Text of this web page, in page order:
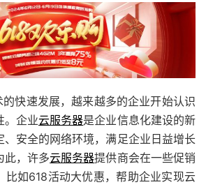
快速发展，越来越多的企业开始认识
。企业云服务器是企业信息化建设的新
安全的网络环境，满足企业日益增长
此，许多云服务器提供商会在一些促销
比如618活动大优惠，帮助企业实现云